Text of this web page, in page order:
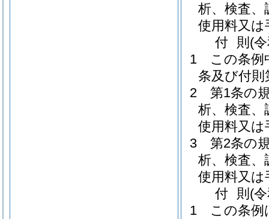
析、検査
使用料又
付 則 (
1
この条例
条及び付
2
第1条の
析、検査
使用料又
3
第2条の
析、検査
使用料又
付 則 (
1
この条例